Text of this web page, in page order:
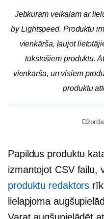
Jebkuram veikalam ar
by Lightspeed. Produktu
vienkārša, ļaujot
tūkstošiem produktu.
vienkārša, un visiem
produktu
Papildus produktu
izmantojot CSV failu,
produktu redaktors
lielapjoma